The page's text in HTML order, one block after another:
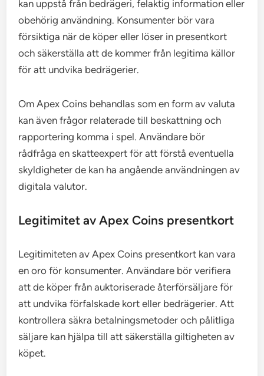
kan uppstå från bedrägeri, felaktig information eller
obehörig användning. Konsumenter bör vara
försiktiga när de köper eller löser in presentkort
och säkerställa att de kommer från legitima källor
för att undvika bedrägerier.
Om Apex Coins behandlas som en form av valuta
kan även frågor relaterade till beskattning och
rapportering komma i spel. Användare bör
rådfråga en skatteexpert för att förstå eventuella
skyldigheter de kan ha angående användningen av
digitala valutor.
Legitimitet av Apex Coins presentkort
Legitimiteten av Apex Coins presentkort kan vara
en oro för konsumenter. Användare bör verifiera
att de köper från auktoriserade återförsäljare för
att undvika förfalskade kort eller bedrägerier. Att
kontrollera säkra betalningsmetoder och pålitliga
säljare kan hjälpa till att säkerställa giltigheten av
köpet.